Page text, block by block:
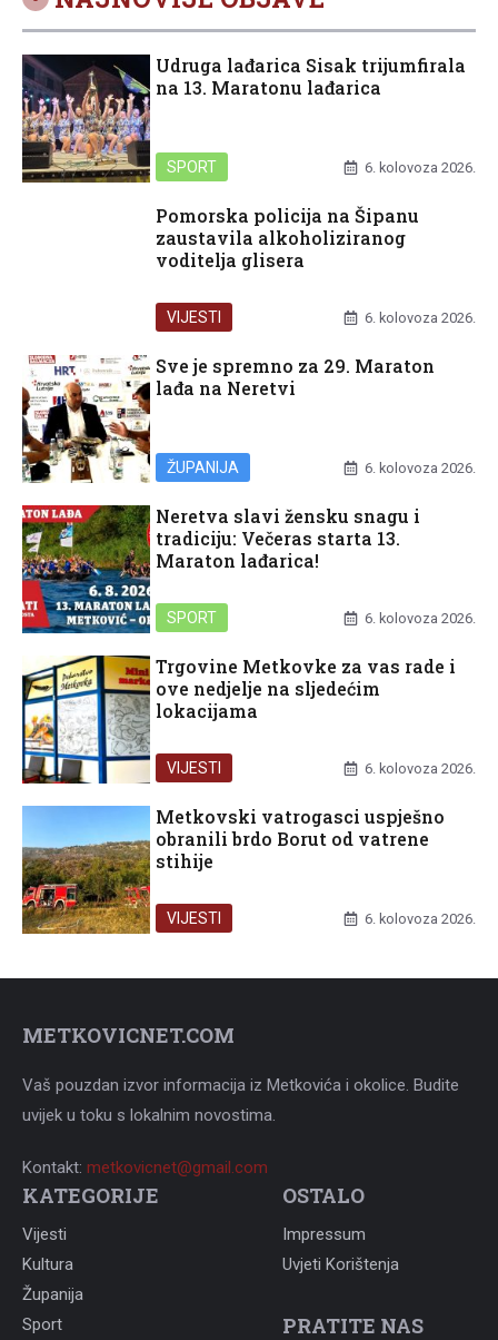
Udruga lađarica Sisak trijumfirala
na 13. Maratonu lađarica
SPORT 6. kolovoza 2026.
Pomorska policija na Šipanu
zaustavila alkoholiziranog
voditelja glisera
VIJESTI 6. kolovoza 2026.
Sve je spremno za 29. Maraton
lađa na Neretvi
ŽUPANIJA 6. kolovoza 2026.
Neretva slavi žensku snagu i
tradiciju: Večeras starta 13.
Maraton lađarica!
SPORT 6. kolovoza 2026.
Trgovine Metkovke za vas rade i
ove nedjelje na sljedećim
lokacijama
VIJESTI 6. kolovoza 2026.
Metkovski vatrogasci uspješno
obranili brdo Borut od vatrene
stihije
VIJESTI 6. kolovoza 2026.
METKOVICNET.COM
Vaš pouzdan izvor informacija iz Metkovića i okolice. Budite
uvijek u toku s lokalnim novostima.
Kontakt: metkovicnet@gmail.com
KATEGORIJE
Vijesti
Kultura
Županija
Sport
OSTALO
Impressum
Uvjeti Korištenja
PRATITE NAS